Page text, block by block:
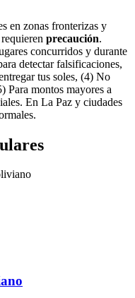
en zonas fronterizas y
precaución.
concurridos y durante
detectar falsificaciones,
tus soles, (4) No
Para montos mayores a
En La Paz y ciudades